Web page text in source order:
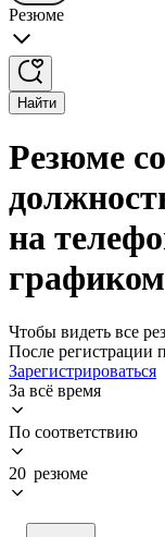
Резюме
Найти
Резюме
на
Чтобы видеть все
После регистрации
Зарегистрироваться
За всё время
По соответствию
20 резюме